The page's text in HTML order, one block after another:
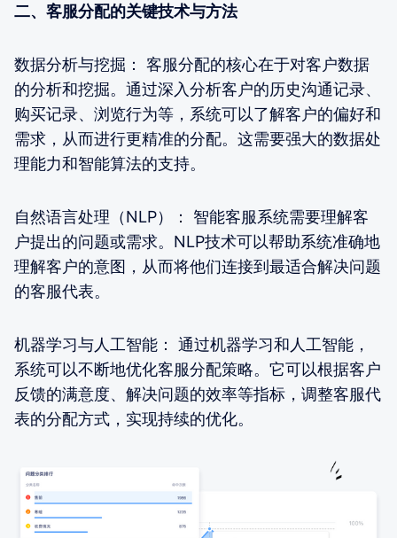
二、客服分配的关键技术与方法
数据分析与挖掘： 客服分配的核心在于对客户数据
的分析和挖掘。通过深入分析客户的历史沟通记录、
购买记录、浏览行为等，系统可以了解客户的偏好和
需求，从而进行更精准的分配。这需要强大的数据处
理能力和智能算法的支持。
自然语言处理（NLP）： 智能客服系统需要理解客
户提出的问题或需求。NLP技术可以帮助系统准确地
理解客户的意图，从而将他们连接到最适合解决问题
的客服代表。
机器学习与人工智能： 通过机器学习和人工智能，
系统可以不断地优化客服分配策略。它可以根据客户
反馈的满意度、解决问题的效率等指标，调整客服代
表的分配方式，实现持续的优化。